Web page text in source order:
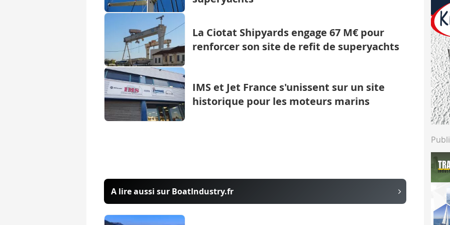
La Ciotat Shipyards engage 67 M€ pour
renforcer son site de refit de superyachts
IMS et Jet France s'unissent sur un site
historique pour les moteurs marins
A lire aussi sur BoatIndustry.fr